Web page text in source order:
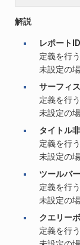
解説
レポート
定義を行
未設定の
サーフィ
定義を行
未設定の
タイトル
定義を行
未設定の
ツールバ
定義を行
未設定の
クエリー
定義を行